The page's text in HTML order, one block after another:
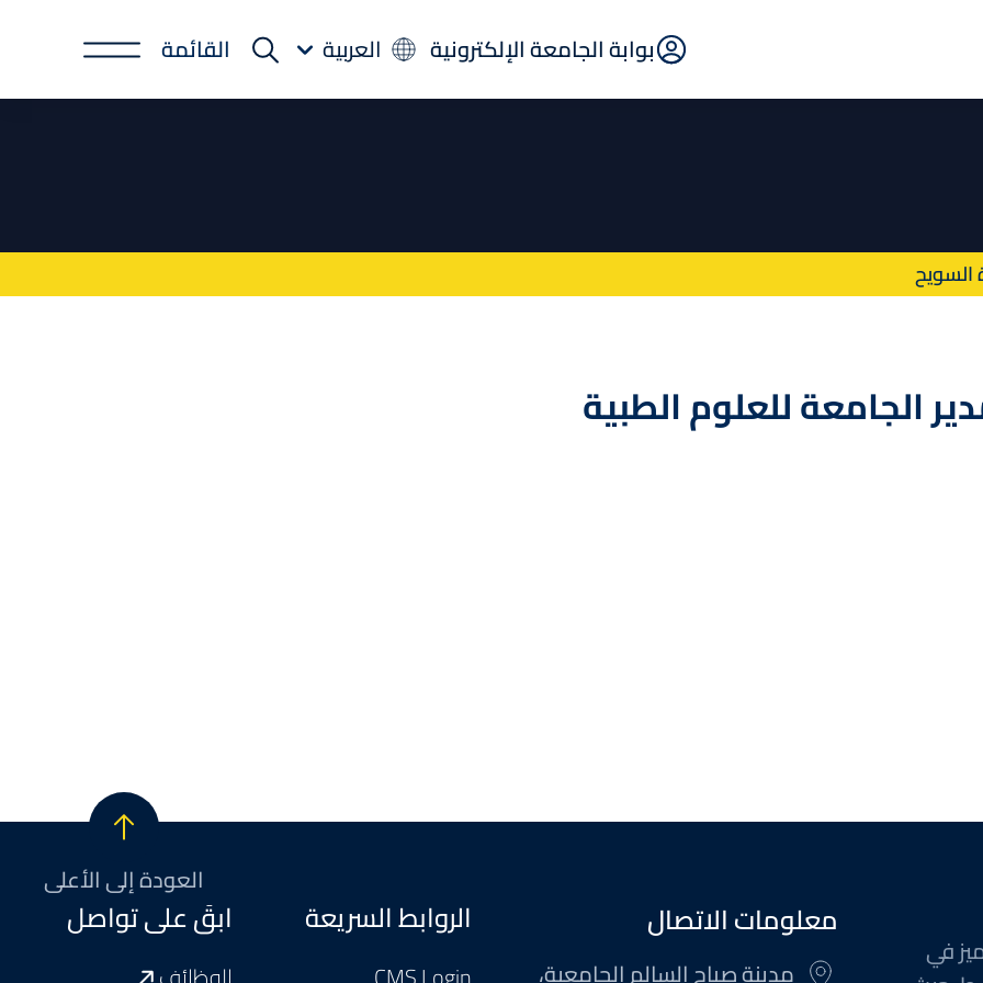
E-
Portal
بوابة الجامعة الإلكترونية العربية القائمة
السويح
الجامعة للعلوم الطبية
العودة إلى الأعلى
في
معلومات الاتصال
مدينة صباح السالم الجامعية،
Footer
الروابط السريعة ابقَ على تواصل